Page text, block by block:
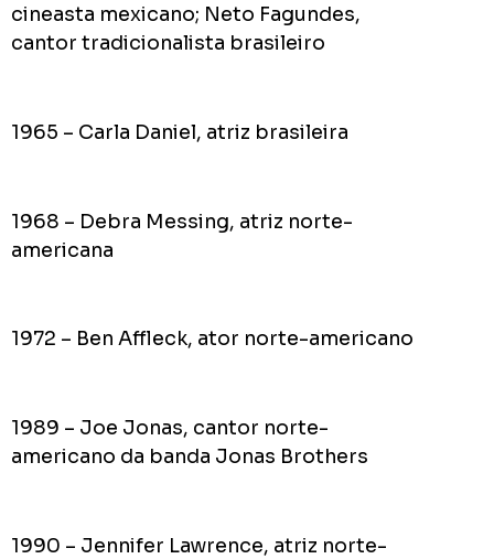
cineasta mexicano; Neto Fagundes,
cantor tradicionalista brasileiro
1965 – Carla Daniel, atriz brasileira
1968 – Debra Messing, atriz norte-
americana
1972 – Ben Affleck, ator norte-americano
1989 – Joe Jonas, cantor norte-
americano da banda Jonas Brothers
1990 – Jennifer Lawrence, atriz norte-